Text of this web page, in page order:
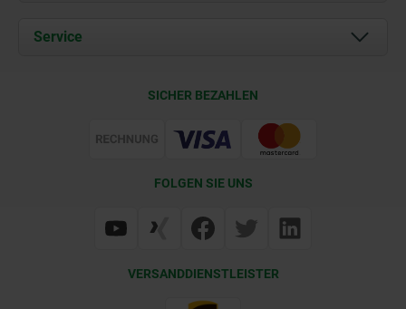
Kontakt
Dokumente
Service
SICHER BEZAHLEN
FOLGEN SIE UNS
VERSANDDIENSTLEISTER